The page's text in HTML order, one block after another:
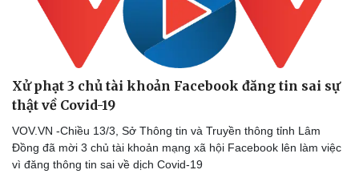
Bóng đá
Lịch thi đấu bóng đá
Thế giới thể thao
Xe máy
Xử phạt 3 chủ tài khoản Facebook đăng tin sai sự
thật về Covid-19
VOV.VN -Chiều 13/3, Sở Thông tin và Truyền thông tỉnh Lâm
Đồng đã mời 3 chủ tài khoản mạng xã hội Facebook lên làm việc
vì đăng thông tin sai về dịch Covid-19